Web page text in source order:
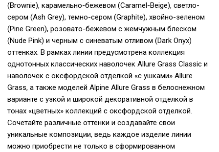
(Brownie), карамельно-бежевом (Caramel-Beige), светло-
сером (Ash Grey), темно-сером (Graphite), хвойно-зеленом
(Pine Green), розовато-бежевом с жемчужным блеском
(Nude Pink) и черным c синеватым отливом (Dark Onyx)
оттенках. В рамках линии предусмотрена коллекция
однотонных классических наволочек Allure Grass Classic и
наволочек с оксфордской отделкой «с ушками» Allure
Grass, а также моделей Alpine Allure Grass в белоснежном
варианте с узкой и широкой декоративной отделкой в
тонах «цветных» коллекций с оксфордской отделкой.
Сочетайте различные оттенки и создавайте свои
уникальные композиции, ведь каждое изделие линии
можно приобрести не только в сформированном